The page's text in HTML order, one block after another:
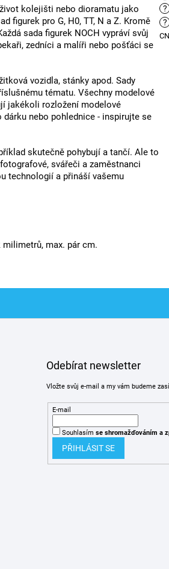
kolejišti nebo dioramatu jako
figurek pro G, H0, TT, N a Z. Kromě
sada figurek NOCH vypráví svůj
zedníci a malíři nebo pošťáci se
vozidla, stánky apod. Sady
tématu. Všechny modelové
jakékoli rozložení modelové
nebo pohlednice - inspirujte se
skutečně pohybují a tančí. Ale to
svářeči a zaměstnanci
technologií a přináší vašemu
max. pár cm.
?
?
CN
Odebírat newsletter
Vložte svůj e-mail a my vám budeme
E-mail
Souhlasím se shromažďováním a
PŘIHLÁSIT SE